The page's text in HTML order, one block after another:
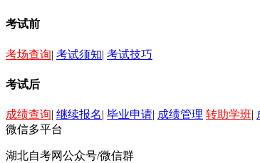
考试前
考场查询| 考试须知| 考试技巧
考试后
成绩查询| 继续报名| 毕业申请| 成绩管理 转助学班|
微信多平台
湖北自考网公众号/微信群